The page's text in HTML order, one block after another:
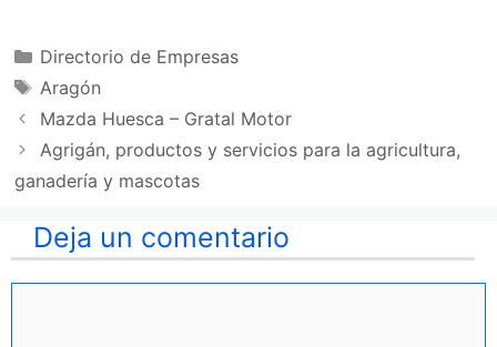
Categorías
Directorio de Empresas
Etiquetas
Aragón
Mazda Huesca – Gratal Motor
Agrigán, productos y servicios para la agricultura,
ganadería y mascotas
Deja un comentario